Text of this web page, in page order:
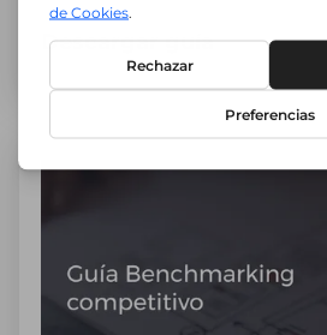
Descargar guía